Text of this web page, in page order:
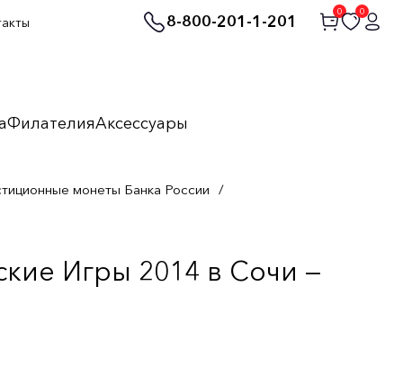
8-800-201-1-201
0 0
ФилателияАксессуары
монеты Банка России /
Игры 2014 в Сочи —